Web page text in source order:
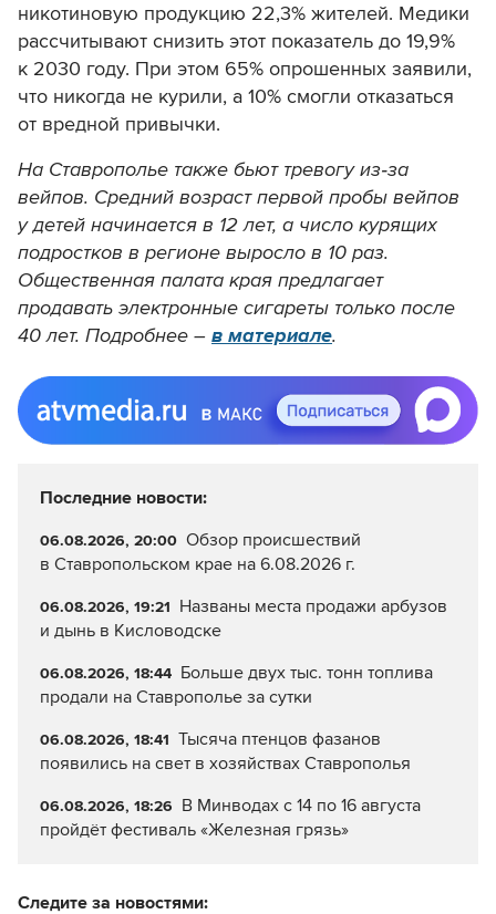
никотиновую продукцию 22,3% жителей. Медики
рассчитывают снизить этот показатель до 19,9%
к 2030 году. При этом 65% опрошенных заявили,
что никогда не курили, а 10% смогли отказаться
от вредной привычки.
На Ставрополье также бьют тревогу из‑за
вейпов. Средний возраст первой пробы вейпов
у детей начинается в 12 лет, а число курящих
подростков в регионе выросло в 10 раз.
Общественная палата края предлагает
продавать электронные сигареты только после
40 лет. Подробнее – в материале.
Последние новости:
06.08.2026, 20:00 Обзор происшествий
в Ставропольском крае на 6.08.2026 г.
06.08.2026, 19:21 Названы места продажи арбузов
и дынь в Кисловодске
06.08.2026, 18:44 Больше двух тыс. тонн топлива
продали на Ставрополье за сутки
06.08.2026, 18:41 Тысяча птенцов фазанов
появились на свет в хозяйствах Ставрополья
06.08.2026, 18:26 В Минводах с 14 по 16 августа
пройдёт фестиваль «Железная грязь»
Следите за новостями: